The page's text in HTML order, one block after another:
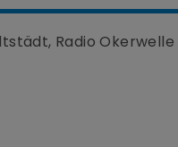
Radio Okerwelle